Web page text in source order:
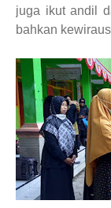
juga ikut andil
bahkan